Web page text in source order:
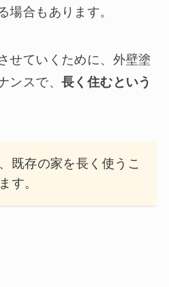
場合もあります。
せていくために、外壁塗
ンスで、 長く住むという
既存の家を長く使うこ
す。